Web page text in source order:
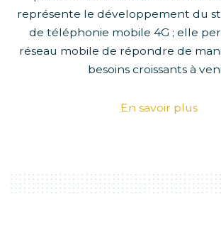
représente le développement du
de téléphonie mobile 4G ; elle
réseau mobile de répondre de
besoins croissants à
En savoir plus